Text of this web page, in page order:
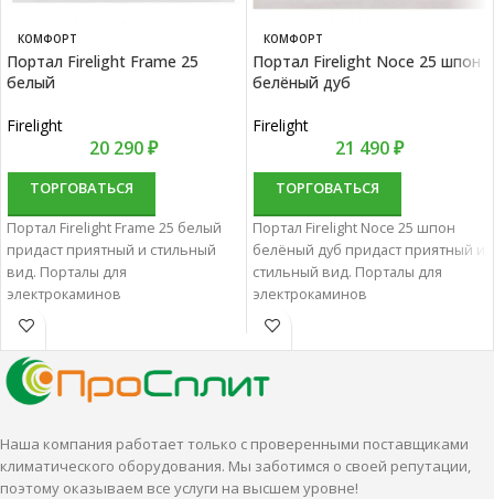
КОМФОРТ
Портал Firelight Frame 25
белый
Firelight
20 290₽
ТОРГОВАТЬСЯ
Портал Firelight Frame 25 белый
придаст приятный и стильный
вид. Порталы для
электрокаминов
характеризуются отменным
качеством и надежностью.
КОМФОРТ
Портал Firelight Noce 25 шпон
белёный дуб
Firelight
21 490₽
ТОРГОВАТЬСЯ
Портал Firelight Noce 25 шпон
белёный дуб придаст приятный и
стильный вид. Порталы для
электрокаминов
характеризуются отменным
качеством и надежностью.
Наша компания работает только с проверенными поставщиками
климатического оборудования. Мы заботимся о своей репутации,
поэтому оказываем все услуги на высшем уровне!